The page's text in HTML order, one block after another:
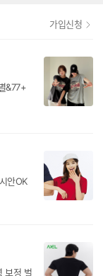
가입신청
&77+
안OK
보정 벌